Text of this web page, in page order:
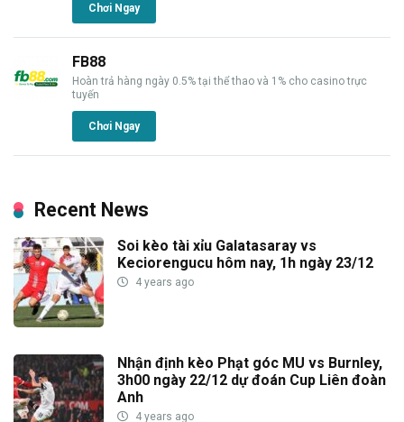
Chơi Ngay
FB88
Hoàn trả hàng ngày 0.5% tại thể thao và 1% cho casino trực
tuyến
Chơi Ngay
Recent News
Soi kèo tài xỉu Galatasaray vs
Keciorengucu hôm nay, 1h ngày 23/12
4 years ago
Nhận định kèo Phạt góc MU vs Burnley,
3h00 ngày 22/12 dự đoán Cup Liên đoàn
Anh
4 years ago